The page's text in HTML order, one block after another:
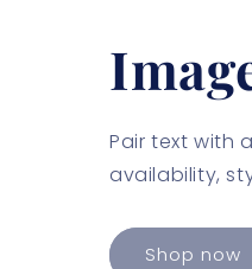
Pair text with
availability,
Shop now